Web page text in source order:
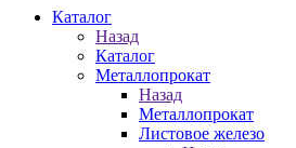
Каталог
Назад
Каталог
Металлопрокат
Назад
Металлопрокат
Листовое железо